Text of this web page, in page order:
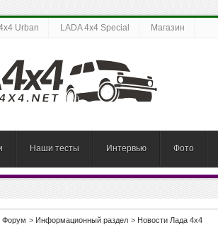
Urban LADA 4x4 Special Магазин
Наши тесты Интервью Фото
Форум > Информационный раздел > Новости Лада 4х4